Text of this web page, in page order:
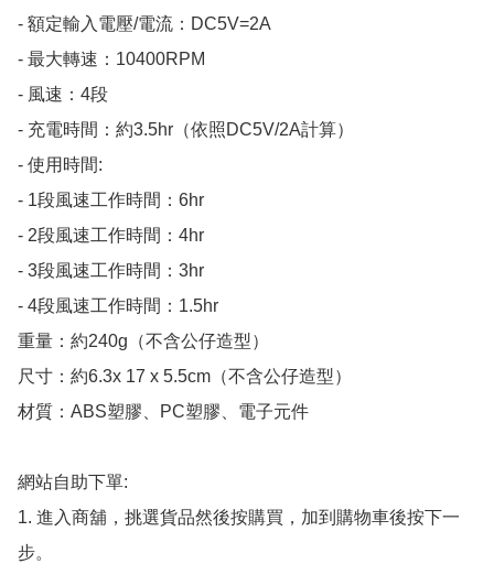
- 額定輸入電壓/電流：DC5V=2A
- 最大轉速：10400RPM
- 風速：4段
- 充電時間：約3.5hr（依照DC5V/2A計算）
- 使用時間:
- 1段風速工作時間：6hr
- 2段風速工作時間：4hr
- 3段風速工作時間：3hr
- 4段風速工作時間：1.5hr
重量：約240g（不含公仔造型）
尺寸：約6.3x 17 x 5.5cm（不含公仔造型）
材質：ABS塑膠、PC塑膠、電子元件
網站自助下單:
1. 進入商舖，挑選貨品然後按購買，加到購物車後按下一
步。